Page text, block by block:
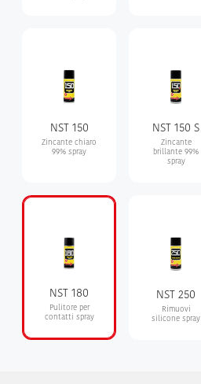
NST 150
Zincante chiaro
99% spray
NST 150 S
Zincante
brillante 99%
spray
NST 180
Pulitore per
contatti spray
NST 250
Rimuovi
silicone spray